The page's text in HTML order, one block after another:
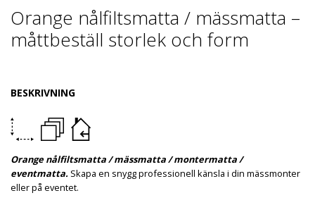
Orange nålfiltsmatta / mässmatta –
måttbeställ storlek och form
BESKRIVNING
Orange nålfiltsmatta / mässmatta / montermatta /
eventmatta. Skapa en snygg professionell känsla i din mässmonter
eller på eventet.